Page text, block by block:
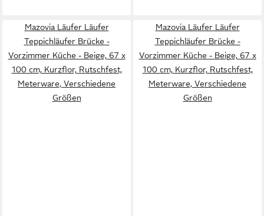
Mazovia Läufer Läufer
Teppichläufer Brücke -
Vorzimmer Küche - Beige, 67 x
100 cm, Kurzflor, Rutschfest,
Meterware, Verschiedene
Größen
Mazovia Läufer Läufer
Teppichläufer Brücke -
Vorzimmer Küche - Beige, 67 x
100 cm, Kurzflor, Rutschfest,
Meterware, Verschiedene
Größen